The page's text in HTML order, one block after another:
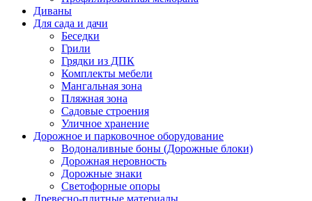
Диваны
Для сада и дачи
Беседки
Грили
Грядки из ДПК
Комплекты мебели
Мангальная зона
Пляжная зона
Садовые строения
Уличное хранение
Дорожное и парковочное оборудование
Водоналивные боны (Дорожные блоки)
Дорожная неровность
Дорожные знаки
Светофорные опоры